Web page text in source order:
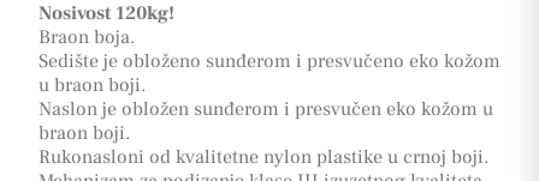
Nosivost 120kg!
Braon boja.
Sedište je obloženo sunđerom i presvučeno eko kožom
u braon boji.
Naslon je obložen sunđerom i presvučen eko kožom u
braon boji.
Rukonasloni od kvalitetne nylon plastike u crnoj boji.